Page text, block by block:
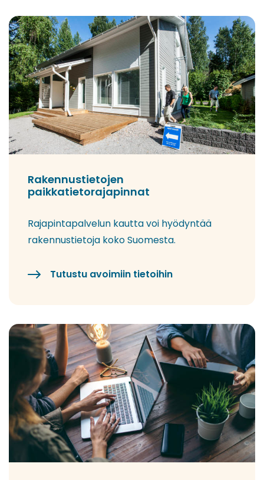
Rakennustietojen
paikkatietorajapinnat
Rajapintapalvelun kautta voi hyödyntää
rakennustietoja koko Suomesta.
Tutustu avoimiin tietoihin